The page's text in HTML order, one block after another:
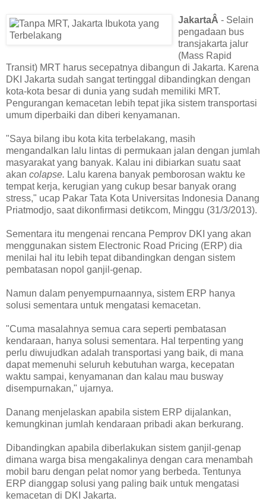
JakartaÂ - Selain
pengadaan bus
transjakarta jalur
(Mass Rapid
Transit) MRT harus secepatnya dibangun di Jakarta. Karena
DKI Jakarta sudah sangat tertinggal dibandingkan dengan
kota-kota besar di dunia yang sudah memiliki MRT.
Pengurangan kemacetan lebih tepat jika sistem transportasi
umum diperbaiki dan diberi kenyamanan.
"Saya bilang ibu kota kita terbelakang, masih
mengandalkan lalu lintas di permukaan jalan dengan jumlah
masyarakat yang banyak. Kalau ini dibiarkan suatu saat
akan colapse. Lalu karena banyak pemborosan waktu ke
tempat kerja, kerugian yang cukup besar banyak orang
stress," ucap Pakar Tata Kota Universitas Indonesia Danang
Priatmodjo, saat dikonfirmasi detikcom, Minggu (31/3/2013).
Sementara itu mengenai rencana Pemprov DKI yang akan
menggunakan sistem Electronic Road Pricing (ERP) dia
menilai hal itu lebih tepat dibandingkan dengan sistem
pembatasan nopol ganjil-genap.
Namun dalam penyempurnaannya, sistem ERP hanya
solusi sementara untuk mengatasi kemacetan.
"Cuma masalahnya semua cara seperti pembatasan
kendaraan, hanya solusi sementara. Hal terpenting yang
perlu diwujudkan adalah transportasi yang baik, di mana
dapat memenuhi seluruh kebutuhan warga, kecepatan
waktu sampai, kenyamanan dan kalau mau busway
disempurnakan," ujarnya.
Danang menjelaskan apabila sistem ERP dijalankan,
kemungkinan jumlah kendaraan pribadi akan berkurang.
Dibandingkan apabila diberlakukan sistem ganjil-genap
dimana warga bisa mengakalinya dengan cara menambah
mobil baru dengan pelat nomor yang berbeda. Tentunya
ERP dianggap solusi yang paling baik untuk mengatasi
kemacetan di DKI Jakarta.